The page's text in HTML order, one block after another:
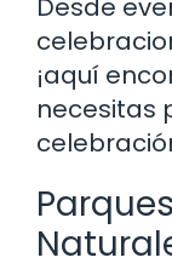
Desde
¡aquí
necesitas